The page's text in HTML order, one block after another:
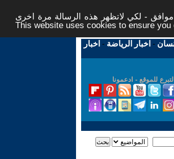
- لكي لاتظهر هذه الرسالة مرة اخرى -
This website uses cookies to ensure
- اخبار الرياضة - اخبار
التبرع للموقع - ادعمونا